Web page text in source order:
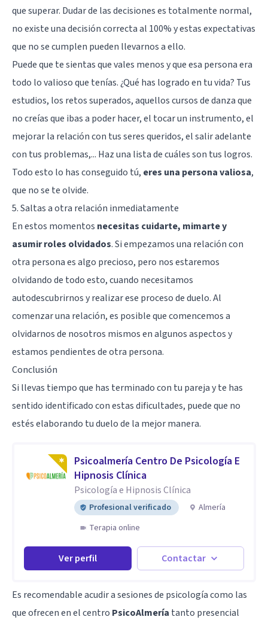
que superar. Dudar de las decisiones es totalmente normal,
no existe una decisión correcta al 100% y estas expectativas
que no se cumplen pueden llevarnos a ello.
Puede que te sientas que vales menos y que esa persona era
todo lo valioso que tenías. ¿Qué has logrado en tu vida? Tus
estudios, los retos superados, aquellos cursos de danza que
no creías que ibas a poder hacer, el tocar un instrumento, el
mejorar la relación con tus seres queridos, el salir adelante
con tus problemas,... Haz una lista de cuáles son tus logros.
Todo esto lo has conseguido tú, eres una persona valiosa,
que no se te olvide.
5. Saltas a otra relación inmediatamente
En estos momentos necesitas cuidarte, mimarte y
asumir roles olvidados. Si empezamos una relación con
otra persona es algo precioso, pero nos estaremos
olvidando de todo esto, cuando necesitamos
autodescubrirnos y realizar ese proceso de duelo. Al
comenzar una relación, es posible que comencemos a
olvidarnos de nosotros mismos en algunos aspectos y
estamos pendientes de otra persona.
Conclusión
Si llevas tiempo que has terminado con tu pareja y te has
sentido identificado con estas dificultades, puede que no
estés elaborando tu duelo de la mejor manera.
Psicoalmería Centro De Psicología E
Hipnosis Clínica
Psicología e Hipnosis Clínica
Profesional verificado
Almería
Terapia online
Ver perfil Contactar
Es recomendable acudir a sesiones de psicología como las
que ofrecen en el centro PsicoAlmería tanto presencial